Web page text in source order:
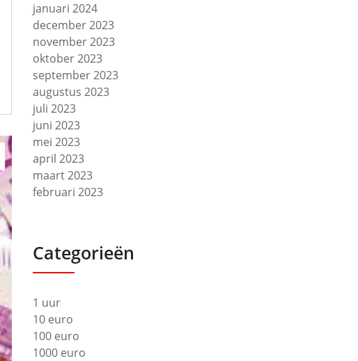
januari 2024
december 2023
november 2023
oktober 2023
september 2023
augustus 2023
juli 2023
juni 2023
mei 2023
april 2023
maart 2023
februari 2023
Categorieën
1 uur
10 euro
100 euro
1000 euro